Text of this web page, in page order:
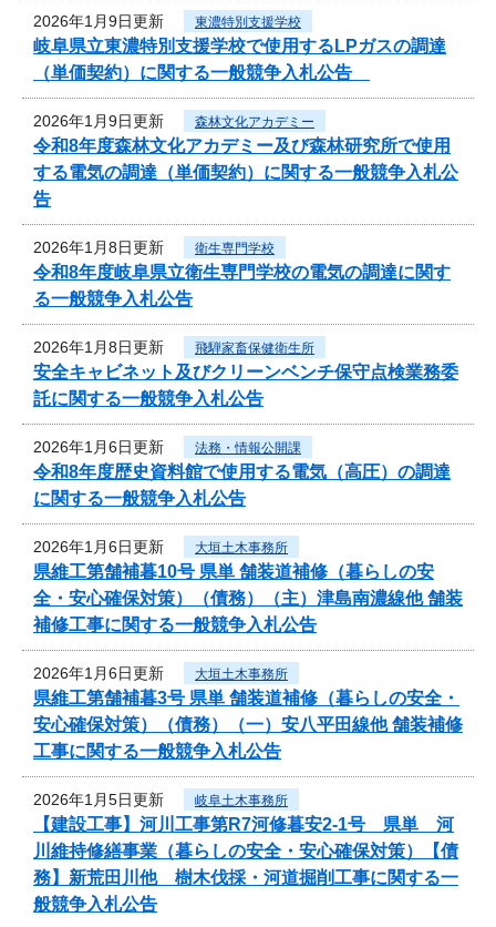
2026年1月9日更新 東濃特別支援学校
岐阜県立東濃特別支援学校で使用するLPガスの調達
（単価契約）に関する一般競争入札公告
2026年1月9日更新 森林文化アカデミー
令和8年度森林文化アカデミー及び森林研究所で使用
する電気の調達（単価契約）に関する一般競争入札公
告
2026年1月8日更新 衛生専門学校
令和8年度岐阜県立衛生専門学校の電気の調達に関す
る一般競争入札公告
2026年1月8日更新 飛騨家畜保健衛生所
安全キャビネット及びクリーンベンチ保守点検業務委
託に関する一般競争入札公告
2026年1月6日更新 法務・情報公開課
令和8年度歴史資料館で使用する電気（高圧）の調達
に関する一般競争入札公告
2026年1月6日更新 大垣土木事務所
県維工第舗補暮10号 県単 舗装道補修（暮らしの安
全・安心確保対策）（債務）（主）津島南濃線他 舗装
補修工事に関する一般競争入札公告
2026年1月6日更新 大垣土木事務所
県維工第舗補暮3号 県単 舗装道補修（暮らしの安全・
安心確保対策）（債務）（一）安八平田線他 舗装補修
工事に関する一般競争入札公告
2026年1月5日更新 岐阜土木事務所
【建設工事】河川工事第R7河修暮安2-1号 県単 河
川維持修繕事業（暮らしの安全・安心確保対策）【債
務】新荒田川他 樹木伐採・河道掘削工事に関する一
般競争入札公告